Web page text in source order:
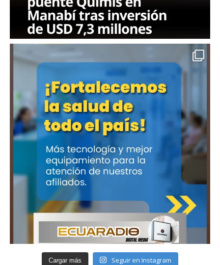
Cargar más Seguir en Instagram